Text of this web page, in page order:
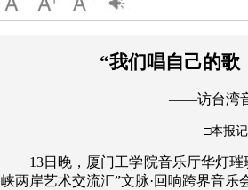
“我们唱自己的歌
——访台湾
□本报
13日晚，厦门工学院音乐厅华灯
峡两岸艺术交流汇”文脉·回响跨界音乐